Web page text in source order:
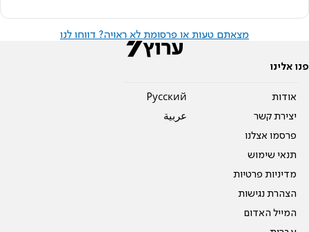
מצאתם טעות או פרסומת לא ראויה? דווחו לנו
פנו אלינו
אודות
יצירת קשר
פרסמו אצלנו
תנאי שימוש
מדיניות פרטיות
הצהרת נגישות
המייל האדום
Pусский
عربية